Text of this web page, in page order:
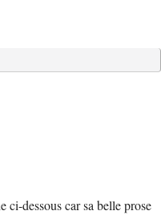
ci-dessous car sa belle prose